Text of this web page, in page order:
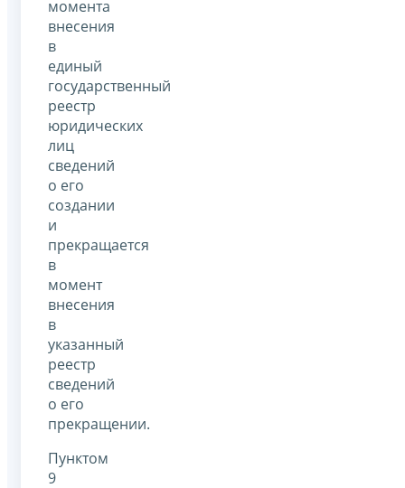
момента
внесения
в
единый
государственный
реестр
юридических
лиц
сведений
о его
создании
и
прекращается
в
момент
внесения
в
указанный
реестр
сведений
о его
прекращении.
Пунктом
9